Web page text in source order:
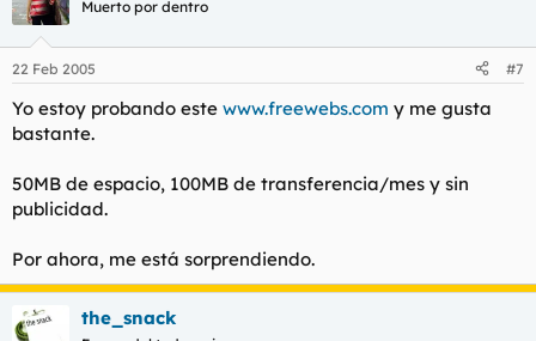
Muerto por dentro
22 Feb 2005 #7
Yo estoy probando este www.freewebs.com y me gusta
bastante.
50MB de espacio, 100MB de transferencia/mes y sin
publicidad.
Por ahora, me está sorprendiendo.
the_snack